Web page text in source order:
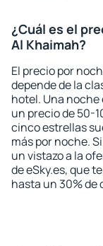
¿Cuál es el
Al Khaimah?
El precio por
depende de la
hotel. Una
un precio de 50-
cinco estrellas
más por noche.
un vistazo a la
de eSky.es, que
hasta un 30% de